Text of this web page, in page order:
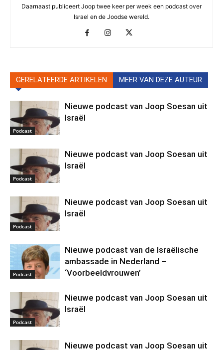
Daarnaast publiceert Joop twee keer per week een podcast over
Israel en de Joodse wereld.
GERELATEERDE ARTIKELEN MEER VAN DEZE AUTEUR
Podcast
Nieuwe podcast van Joop Soesan uit
Israël
Podcast
Nieuwe podcast van Joop Soesan uit
Israël
Podcast
Nieuwe podcast van Joop Soesan uit
Israël
Podcast
Nieuwe podcast van de Israëlische
ambassade in Nederland –
‘Voorbeeldvrouwen’
Podcast
Nieuwe podcast van Joop Soesan uit
Israël
Nieuwe podcast van Joop Soesan uit